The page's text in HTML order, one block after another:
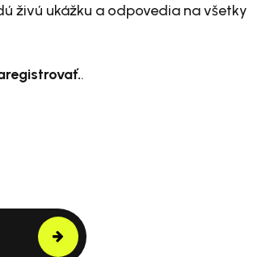
živú ukážku a odpovedia na všetky
.